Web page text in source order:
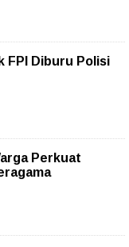
FPI Diburu Polisi
Perkuat